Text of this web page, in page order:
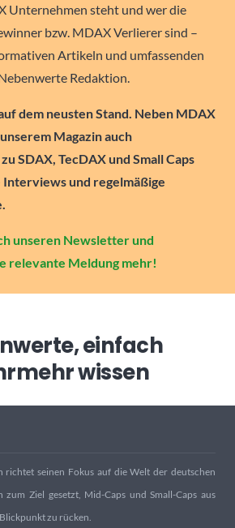
Unternehmen steht und wer die
bzw. MDAX Verlierer sind –
Artikeln und umfassenden
Redaktion.
dem neusten Stand. Neben MDAX
Magazin auch
SDAX, TecDAX und Small Caps
und regelmäßige
unseren Newsletter und
relevante Meldung mehr!
einfach
mehr wissen
richtet seinen Fokus auf die Welt der deutschen
Ziel gesetzt, Mid-Caps und Small-Caps aus
zu rücken.